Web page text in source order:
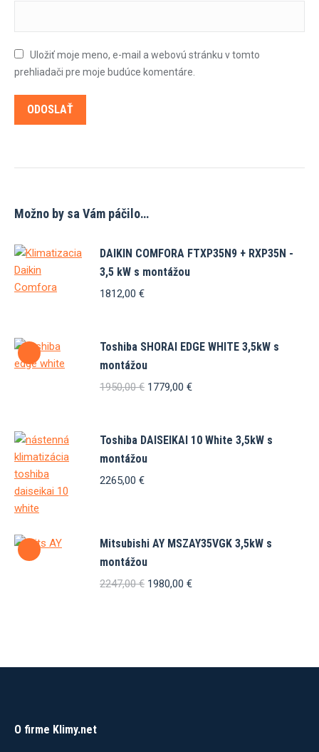
Uložiť moje meno, e-mail a webovú stránku v tomto
prehliadači pre moje budúce komentáre.
Možno by sa Vám páčilo…
DAIKIN COMFORA FTXP35N9 + RXP35N -
3,5 kW s montážou
1812,00 €
Toshiba SHORAI EDGE WHITE 3,5kW s
montážou
1950,00€ Pôvodná
1950,00 €.
1779,00 €Aktuálna
1779,00 €.
Toshiba DAISEIKAI 10 White 3,5kW s
montážou
2265,00 €
Mitsubishi AY MSZAY35VGK 3,5kW s
montážou
2247,00€ Pôvodná
1980,00 €Aktuálna
O firme Klimy.net